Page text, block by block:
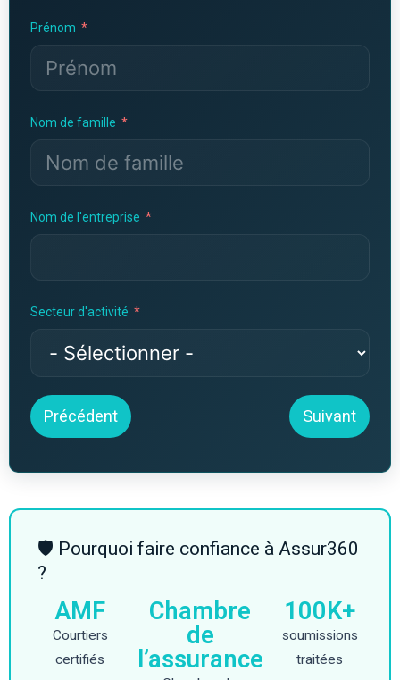
Prénom
Nom de famille
Nom de l'entreprise
Secteur d'activité
Précédent Suivant
🛡 Pourquoi faire confiance à Assur360
?
AMF
Courtiers
certifiés
Chambre
de
l’assurance
100K+
soumissions
traitées